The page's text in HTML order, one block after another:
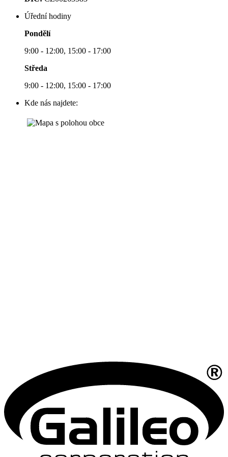
Úřední hodiny
Pondělí
9:00 - 12:00, 15:00 - 17:00
Středa
9:00 - 12:00, 15:00 - 17:00
Kde nás najdete: